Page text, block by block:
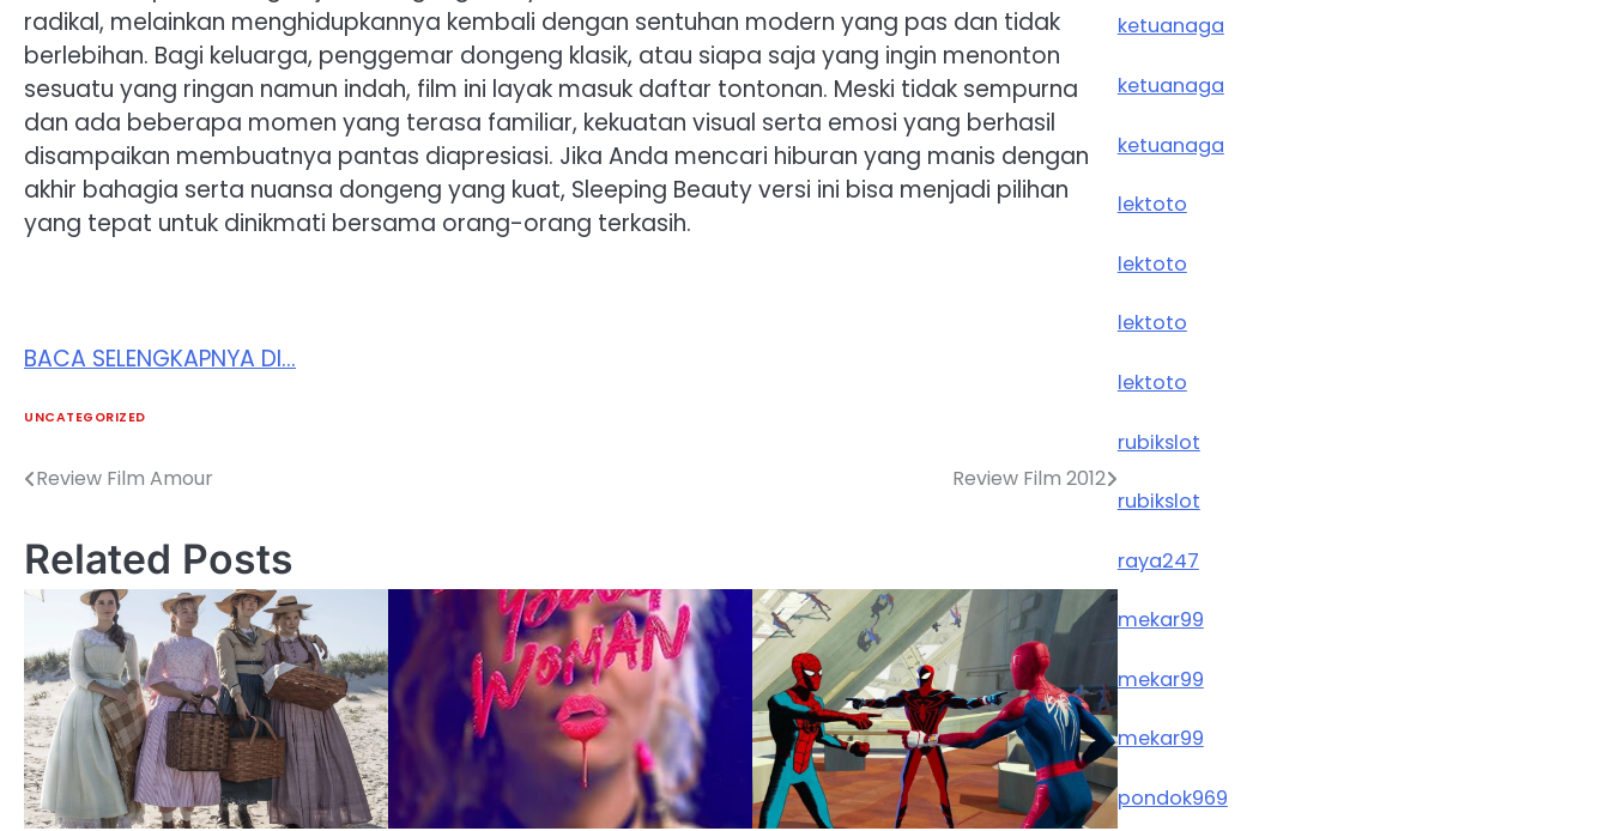
radikal, melainkan menghidupkannya kembali dengan sentuhan modern yang pas dan tidak
berlebihan. Bagi keluarga, penggemar dongeng klasik, atau siapa saja yang ingin menonton
sesuatu yang ringan namun indah, film ini layak masuk daftar tontonan. Meski tidak sempurna
dan ada beberapa momen yang terasa familiar, kekuatan visual serta emosi yang berhasil
disampaikan membuatnya pantas diapresiasi. Jika Anda mencari hiburan yang manis dengan
akhir bahagia serta nuansa dongeng yang kuat, Sleeping Beauty versi ini bisa menjadi pilihan
yang tepat untuk dinikmati bersama orang-orang terkasih.
BACA SELENGKAPNYA DI…
UNCATEGORIZED
Post
Review Film Amour Review Film 2012
Related Posts
ketuanaga
ketuanaga
ketuanaga
lektoto
lektoto
lektoto
lektoto
rubikslot
rubikslot
raya247
mekar99
mekar99
mekar99
pondok969